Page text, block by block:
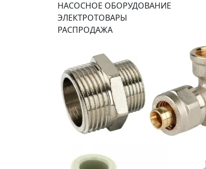
НАСОСНОЕ ОБОРУДОВАНИЕ
ЭЛЕКТРОТОВАРЫ
РАСПРОДАЖА